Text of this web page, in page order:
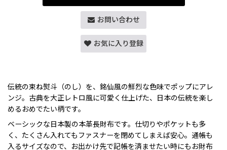
お問い合わせ
お気に入り登録
伝統の束ね熨斗（のし）を、銘仙風の鮮烈な色味でポップにアレ
ンジ。古典を大正レトロ風に可愛く仕上げた、日本の伝統を楽し
めるおめでたい柄です。
ベーシックな日本製の本革長財布です。仕切りやポケットも多
く、たくさん入れてもファスナーを閉めてしまえば安心。通帳も
入るサイズなので、お出かけ先で記帳を済ませたい時にもお財布